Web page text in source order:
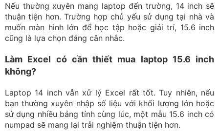
Nếu thường xuyên mang laptop đến trường, 14 inch sẽ
thuận tiện hơn. Trường hợp chủ yếu sử dụng tại nhà và
muốn màn hình lớn để học tập hoặc giải trí, 15.6 inch
cũng là lựa chọn đáng cân nhắc.
Làm Excel có cần thiết mua laptop 15.6 inch
không?
Laptop 14 inch vẫn xử lý Excel rất tốt. Tuy nhiên, nếu
bạn thường xuyên nhập số liệu với khối lượng lớn hoặc
sử dụng nhiều bảng tính cùng lúc, một mẫu 15.6 inch có
numpad sẽ mang lại trải nghiệm thuận tiện hơn.